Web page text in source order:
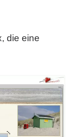
die eine